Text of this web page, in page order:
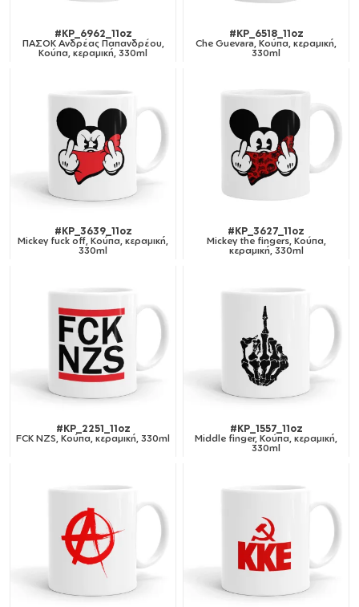
#KP_6962_11oz
ΠΑΣΟΚ Ανδρέας Παπανδρέου,
Κούπα, κεραμική, 330ml
#KP_6518_11oz
Che Guevara, Κούπα, κεραμική,
330ml
#KP_3639_11oz
Mickey fuck off, Κούπα, κεραμική,
330ml
#KP_3627_11oz
Mickey the fingers, Κούπα,
κεραμική, 330ml
#KP_2251_11oz
FCK NZS, Κούπα, κεραμική, 330ml
#KP_1557_11oz
Middle finger, Κούπα, κεραμική,
330ml